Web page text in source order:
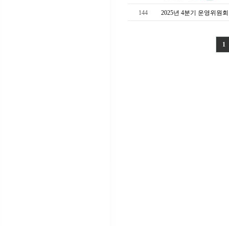
144 2025년 4분기 운영위원
1